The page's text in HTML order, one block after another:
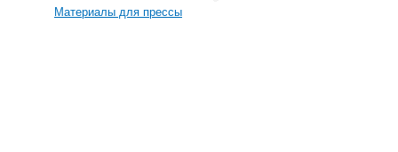
Материалы для прессы